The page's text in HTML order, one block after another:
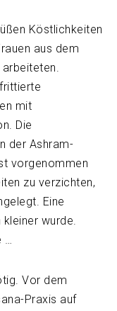
Köstlichkeiten
aus dem
arbeiteten.
mit
Die
der Ashram-
vorgenommen
zu verzichten,
Eine
wurde.
…
Vor dem
Praxis auf